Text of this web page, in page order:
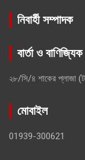
নিবার্হী সম্পাদক
বার্তা ও বাণিজ্যিক
২৮/সি/৪ শাকের প্লাজা
মোবাইল
01939-300621